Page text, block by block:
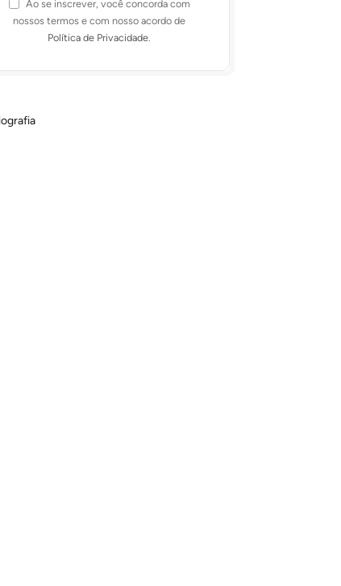
Ao se inscrever, você concorda com
nossos termos e com nosso acordo de
Política de Privacidade.